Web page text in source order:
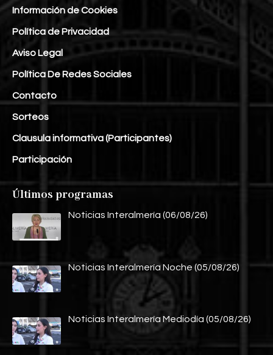
Información de Cookies
Política de Privacidad
Aviso Legal
Política De Redes Sociales
Contacto
Sorteos
Clausula informativa (Participantes)
Participación
Últimos programas
Noticias Interalmería (06/08/26)
Noticias Interalmería Noche (05/08/26)
Noticias Interalmería Mediodía (05/08/26)